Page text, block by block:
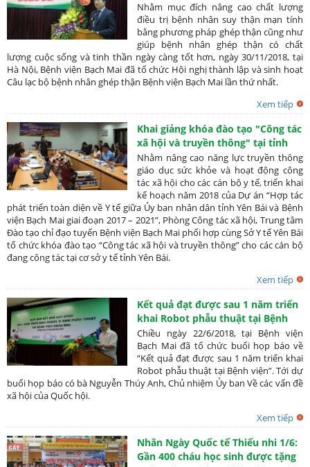
Nhằm mục đích nâng cao chất lượng
điều trị bệnh nhân suy thận mạn tính
bằng phương pháp ghép thận cũng như
giúp bệnh nhân ghép thận có chất
lượng cuộc sống và tinh thần ngày càng tốt hơn, ngày 30/11/2018, tại
Hà Nội, Bệnh viện Bạch Mai đã tổ chức Hội nghị thành lập và sinh hoạt
Câu lạc bộ bệnh nhân ghép thận Bệnh viện Bạch Mai lần thứ nhất.
Xem tiếp
Khai giảng khóa đào tạo "Công tác
xã hội và truyền thông" tại tỉnh
Yên Bái
Nhằm nâng cao năng lực truyền thông
giáo dục sức khỏe và hoạt động công
tác xã hội cho các cán bộ y tế, triển khai
kế hoạch năm 2018 của Dự án “Hợp tác
phát triển toàn diện về Y tế giữa Ủy ban nhân dân tỉnh Yên Bái và Bệnh
viện Bạch Mai giai đoạn 2017 – 2021”, Phòng Công tác xã hội, Trung tâm
Đào tạo chỉ đạo tuyến Bệnh viện Bạch Mai phối hợp cùng Sở Y tế Yên Bái
tổ chức khóa đào tạo “Công tác xã hội và truyền thông” cho các cán bộ
đang công tác tại cơ sở y tế tỉnh Yên Bái.
Xem tiếp
Kết quả đạt được sau 1 năm triển
khai Robot phẫu thuật tại Bệnh
viện Bạch Mai
Chiều ngày 22/6/2018, tại Bệnh viện
Bạch Mai đã tổ chức buổi họp báo về
“Kết quả đạt được sau 1 năm triển khai
Robot phẫu thuật tại Bệnh viện”. Tới dự
buổi họp báo có bà Nguyễn Thúy Anh, Chủ nhiệm Ủy ban Về các vấn đề
xã hội của Quốc hội.
Xem tiếp
Nhân Ngày Quốc tế Thiếu nhi 1/6:
Gần 400 cháu học sinh được tặng